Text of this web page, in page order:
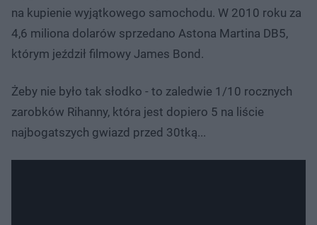
na kupienie wyjątkowego samochodu. W 2010 roku za
4,6 miliona dolarów sprzedano Astona Martina DB5,
którym jeździł filmowy James Bond.
Żeby nie było tak słodko - to zaledwie 1/10 rocznych
zarobków Rihanny, która jest dopiero 5 na liście
najbogatszych gwiazd przed 30tką...